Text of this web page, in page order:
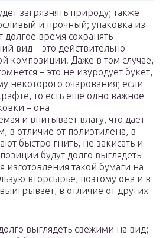
загрязнять природу; также
и прочный; упаковка из
долгое время сохранять
вид – это действительно
композиции. Даже в том случае,
– это не изуродует букет,
некоторого очарования; если
то есть еще одно важное
– она
и впитывает влагу, что дает
в отличие от полиэтилена, в
быстро гнить, не закисать и
будут долго выглядеть
изготовления такой бумаги на
вторсырье, поэтому она и в
в отличие от других
выглядеть свежими на вид;